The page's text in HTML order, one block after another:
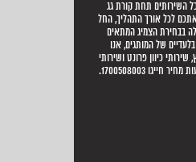
השירותים תחת קורת גג
לכל אורך התהליך, החל
בבחירת הצמיג המתאים
של המותגים, אנו
כיוון פרונט ושירותי
1700508003.